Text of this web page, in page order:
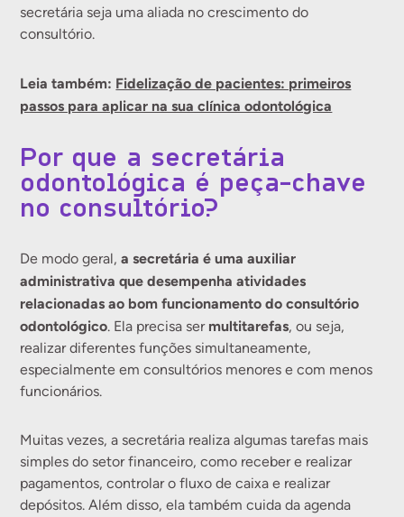
secretária seja uma aliada no crescimento do
consultório.
Leia também: Fidelização de pacientes: primeiros
passos para aplicar na sua clínica odontológica
Por que a secretária
odontológica é peça-chave
no consultório?
De modo geral,a secretária é uma auxiliar
administrativa que desempenha atividades
relacionadas ao bom funcionamento do consultório
odontológico. Ela precisa ser multitarefas, ou seja,
realizar diferentes funções simultaneamente,
especialmente em consultórios menores e com menos
funcionários.
Muitas vezes, a secretária realiza algumas tarefas mais
simples do setor financeiro, como receber e realizar
pagamentos, controlar o fluxo de caixa e realizar
depósitos. Além disso, ela também cuida da agenda